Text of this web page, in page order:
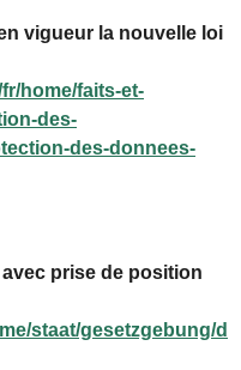
vigueur la nouvelle loi
home/faits-et-
des-
des-donnees-
prise de position
staat/gesetzgebung/d